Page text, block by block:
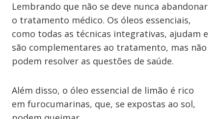
Lembrando que não se deve nunca abandonar
o tratamento médico. Os óleos essenciais,
como todas as técnicas integrativas, ajudam e
são complementares ao tratamento, mas não
podem resolver as questões de saúde.
Além disso, o óleo essencial de limão é rico
em furocumarinas, que, se expostas ao sol,